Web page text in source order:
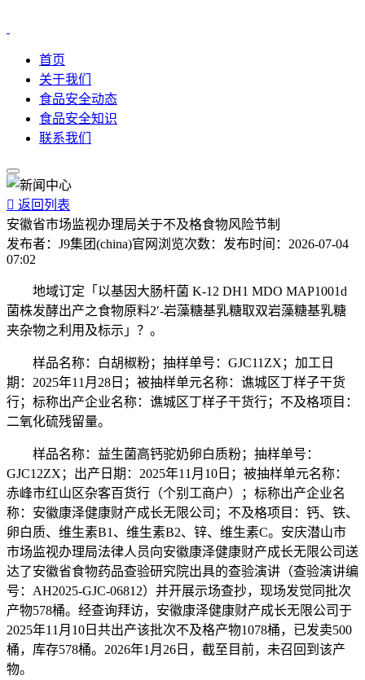
首页
关于我们
食品安全动态
食品安全知识
联系我们
 返回列表
安徽省市场监视办理局关于不及格食物风险节制
发布者： J9集团(china)官网 浏览次数： 发布时间： 2026-07-04
07:02
地域订定「以基因大肠杆菌 K-12 DH1 MDO MAP1001d
菌株发酵出产之食物原料2ʹ-岩藻糖基乳糖取双岩藻糖基乳糖
夹杂物之利用及标示」？。
样品名称：白胡椒粉；抽样单号：GJC11ZX；加工日
期：2025年11月28日；被抽样单元名称：谯城区丁样子干货
行；标称出产企业名称：谯城区丁样子干货行；不及格项目：
二氧化硫残留量。
样品名称：益生菌高钙驼奶卵白质粉；抽样单号：
GJC12ZX；出产日期：2025年11月10日；被抽样单元名称：
赤峰市红山区杂客百货行（个别工商户）；标称出产企业名
称：安徽康泽健康财产成长无限公司；不及格项目：钙、铁、
卵白质、维生素B1、维生素B2、锌、维生素C。安庆潜山市
市场监视办理局法律人员向安徽康泽健康财产成长无限公司送
达了安徽省食物药品查验研究院出具的查验演讲（查验演讲编
号：AH2025-GJC-06812）并开展示场查抄，现场发觉同批次
产物578桶。经查询拜访，安徽康泽健康财产成长无限公司于
2025年11月10日共出产该批次不及格产物1078桶，已发卖500
桶，库存578桶。2026年1月26日，截至目前，未召回到该产
物。